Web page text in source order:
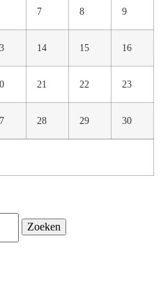
7 8 9
14 15 16
21 22 23
28 29 30